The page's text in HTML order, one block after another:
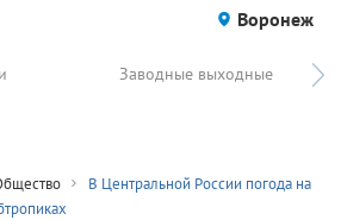
Воронеж
Заводные выходные
В Центральной России погода на